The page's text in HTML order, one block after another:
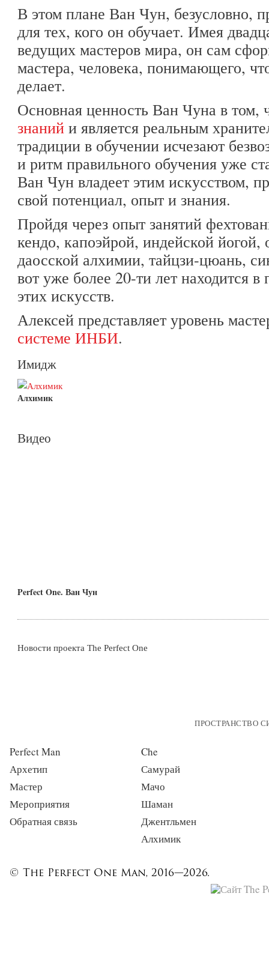
В этом плане Ван Чун, безусловно,
для тех, кого он обучает. Имея
ведущих мастеров мира, он сам
мастера, человека, понимающего,
делает.
Основная ценность Ван Чуна в том,
знаний и является реальным
традиции в обучении исчезают
и ритм правильного обучения уже
Ван Чун владеет этим искусством,
свой потенциал, опыт и знания.
Пройдя через опыт занятий
кендо, капоэйрой, индейской йогой,
даосской алхимии, тайцзи-цюань,
вот уже более 20-ти лет находится
этих искусств.
Алексей представляет уровень
системе ИНБИ.
Имидж
Алхимик
Видео
Perfect One. Ван Чун
Новости проекта The Perfect One
ПРОСТРАНСТВО
Perfect Man
Архетип
Мастер
Мероприятия
Обратная связь
Che
Самурай
Мачо
Шаман
Джентльмен
Алхимик
© The Perfect One Man, 2016—2026.